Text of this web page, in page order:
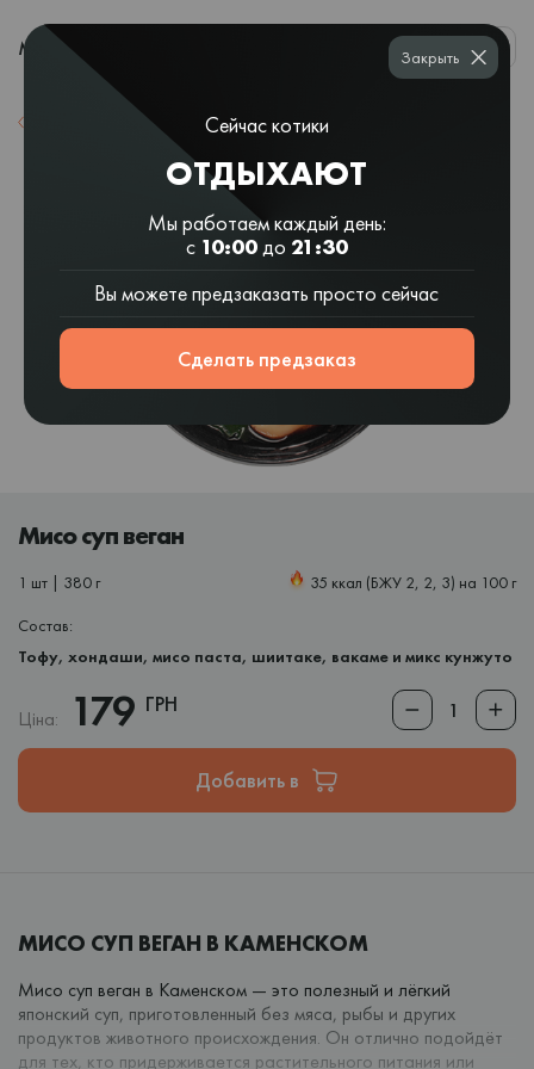
МЕНЮ 0
Мисо суп веган
1 шт | 380 г 35 ккал (БЖУ 2, 2, 3) на 100 г
Состав:
Тофу, хондаши, мисо паста, шиитаке, вакаме и микс кунжуто
Ціна: 179 ГРН
Добавить в
МИСО СУП ВЕГАН В КАМЕНСКОМ
Мисо суп веган в Каменском — это полезный и лёгкий
японский суп, приготовленный без мяса, рыбы и других
продуктов животного происхождения. Он отлично подойдёт
для тех, кто придерживается растительного питания или
Сейчас котики
ОТДЫХАЮТ
Мы работаем каждый день:
с 10:00до 21:30
Вы можете предзаказать просто сейчас
Сделать предзаказ
Закрыть